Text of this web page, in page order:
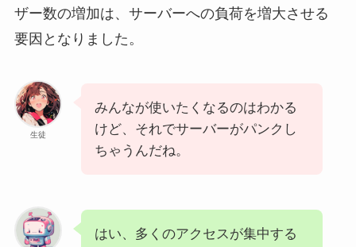
ザー数の増加は、サーバーへの負荷を増大させる
要因となりました。
生徒
みんなが使いたくなるのはわかる
けど、それでサーバーがパンクし
ちゃうんだね。
はい、多くのアクセスが集中する